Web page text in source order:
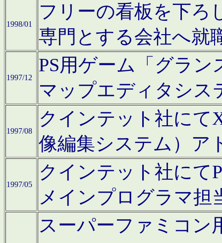
1998/01
フリーの看板を下ろ
専門とする会社へ就
1997/12
PS用ゲーム「グラン
マップエディタシス
1997/08
クインテット社にて
像編集システム）ア
1997/05
クインテット社にて
メインプログラマ担
スーパーファミコン